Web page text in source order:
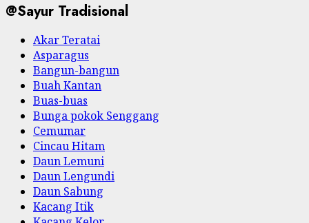
@Sayur Tradisional
Akar Teratai
Asparagus
Bangun-bangun
Buah Kantan
Buas-buas
Bunga pokok Senggang
Cemumar
Cincau Hitam
Daun Lemuni
Daun Lengundi
Daun Sabung
Kacang Itik